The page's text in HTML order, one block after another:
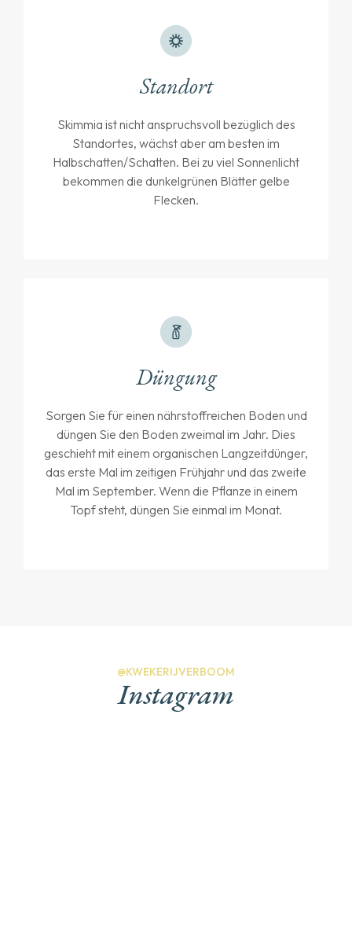
Standort
Skimmia ist nicht anspruchsvoll bezüglich des
Standortes, wächst aber am besten im
Halbschatten/Schatten. Bei zu viel Sonnenlicht
bekommen die dunkelgrünen Blätter gelbe
Flecken.
Düngung
Sorgen Sie für einen nährstoffreichen Boden und
düngen Sie den Boden zweimal im Jahr. Dies
geschieht mit einem organischen Langzeitdünger,
das erste Mal im zeitigen Frühjahr und das zweite
Mal im September. Wenn die Pflanze in einem
Topf steht, düngen Sie einmal im Monat.
@KWEKERIJVERBOOM
Instagram